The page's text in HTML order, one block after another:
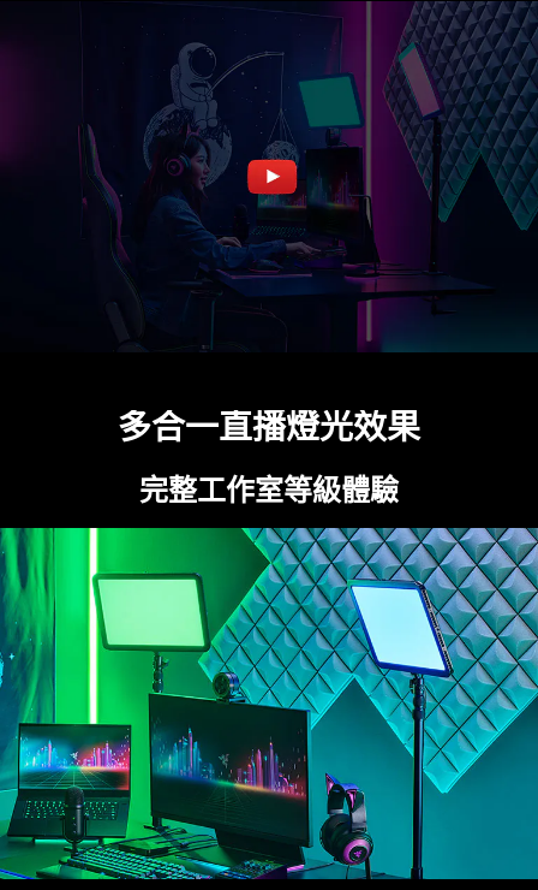
多合一直播燈光效果
完整工作室等級體驗